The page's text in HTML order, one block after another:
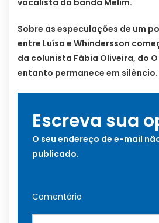
Sobre as especulações de um
entre Luísa e Whindersson
da colunista Fábia Oliveira, do
entanto permanece em silêncio.
Escreva sua
O seu endereço de e-mail
publicado.
Comentário